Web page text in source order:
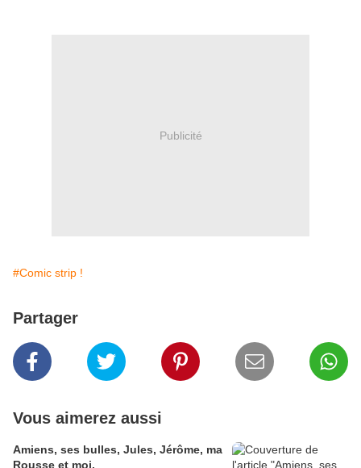
Publicité
#Comic strip !
Partager
Vous aimerez aussi
Amiens, ses bulles, Jules, Jérôme, ma
Rousse et moi.